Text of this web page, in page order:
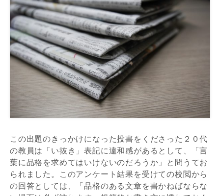
この出題のきっかけになった投書をくださった２０代
の教員は「い抜き」表記に違和感があるとして、「言
葉に品格を求めてはいけないのだろうか」と問うてお
られました。このアンケート結果を受けての校閲から
の回答としては、「品格のある文章を書かねばならな